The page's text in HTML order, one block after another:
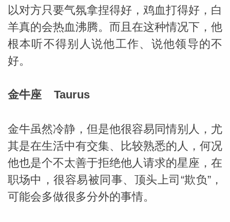
婆星座 航
以对方只要气氛拿捏得好，鸡血打得好，白
羊真的会热血沸腾。而且在这种情况下，他
根本听不得别人说他工作、说他领导的不
好。
金牛座 Taurus
金牛虽然冷静，但是他很容易同情别人，尤
其是在生活中有交集、比较熟悉的人，何况
他也是个不太善于拒绝他人请求的星座，在
职场中，很容易被同事、顶头上司“欺负”，
可能会多做很多分外的事情。